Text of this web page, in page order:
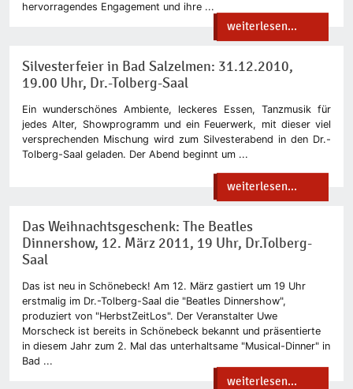
hervorragendes Engagement und ihre ...
weiterlesen...
Silvesterfeier in Bad Salzelmen: 31.12.2010,
19.00 Uhr, Dr.-Tolberg-Saal
Ein wunderschönes Ambiente, leckeres Essen, Tanzmusik für
jedes Alter, Showprogramm und ein Feuerwerk, mit dieser viel
versprechenden Mischung wird zum Silvesterabend in den Dr.-
Tolberg-Saal geladen. Der Abend beginnt um ...
weiterlesen...
Das Weihnachtsgeschenk: The Beatles
Dinnershow, 12. März 2011, 19 Uhr, Dr.Tolberg-
Saal
Das ist neu in Schönebeck! Am 12. März gastiert um 19 Uhr
erstmalig im Dr.-Tolberg-Saal die "Beatles Dinnershow",
produziert von "HerbstZeitLos". Der Veranstalter Uwe
Morscheck ist bereits in Schönebeck bekannt und präsentierte
in diesem Jahr zum 2. Mal das unterhaltsame "Musical-Dinner" in
Bad ...
weiterlesen...